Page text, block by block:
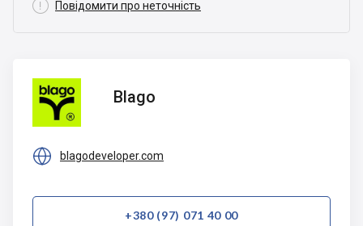
 Повідомити про неточність
Blago
Blago
 blagodeveloper.com
+380 (97) 071 40 00